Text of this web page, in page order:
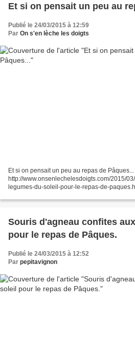
Et si on pensait un peu au
Publié le 24/03/2015 à 12:59
Par On s'en lèche les doigts
Et si on pensait un peu au repas de Pâques...
http://www.onsenlechelesdoigts.com/2015/
legumes-du-soleil-pour-le-repas-de-
Souris d'agneau confites
pour le repas de Pâques.
Publié le 24/03/2015 à 12:52
Par pepitavignon